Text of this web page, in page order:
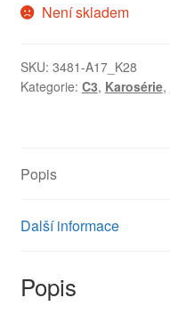
Není skladem
SKU: 3481-A17_K28
Kategorie: C3, Karosérie,
Popis
Další informace
Popis